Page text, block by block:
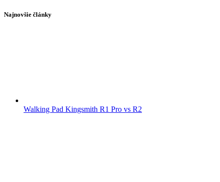
Najnovšie články
Walking Pad Kingsmith R1 Pro vs R2